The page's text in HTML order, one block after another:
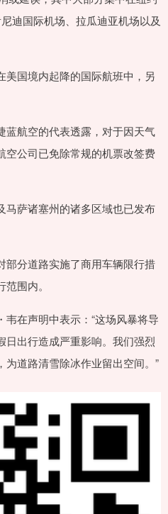
迪国际机场、拉瓜迪亚机场以及
国境内起降的国际航班中，另
航空的代表透露，对于因天气
空公司已免除常规的机票改签费
萨诸塞州的诸多区域也已发布
分道路实施了商用车辆限行措
围内。
在声明中表示：“这场风暴将导
日出行造成严重影响。我们强烈
道路清雪除冰作业留出空间。”